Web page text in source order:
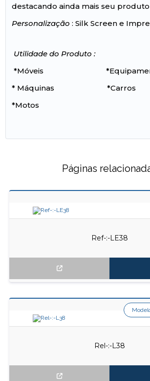
destacando ainda mais seu
Personalização : Silk Screen e
Utilidade do Produto :
*Móveis
* Máquinas *Carros
*Motos
Páginas
Ref-:-LE38
Rel-:-L38